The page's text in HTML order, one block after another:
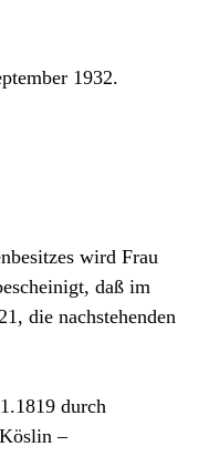
1932.
wird Frau
daß im
die nachstehenden
durch
–